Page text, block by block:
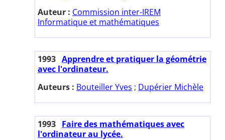
Auteur : Commission inter-IREM
Informatique et mathématiques
1993 Apprendre et pratiquer la géométrie
avec l'ordinateur.
Auteurs : Bouteiller Yves ; Dupérier Michèle
1993 Faire des mathématiques avec
l'ordinateur au lycée.